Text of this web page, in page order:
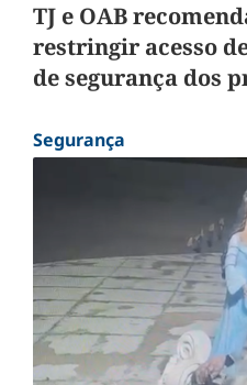
TJ e OAB
restringir acesso
de segurança dos
Segurança